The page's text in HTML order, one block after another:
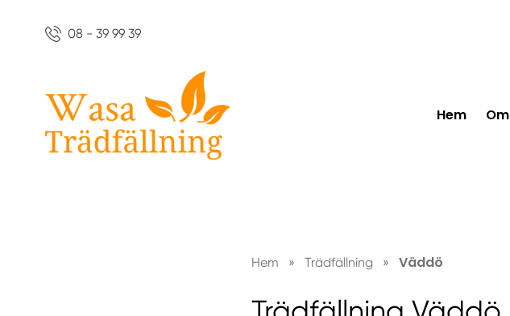
08 - 39 99 39
Hem
Hem » Trädfällning » Väddö